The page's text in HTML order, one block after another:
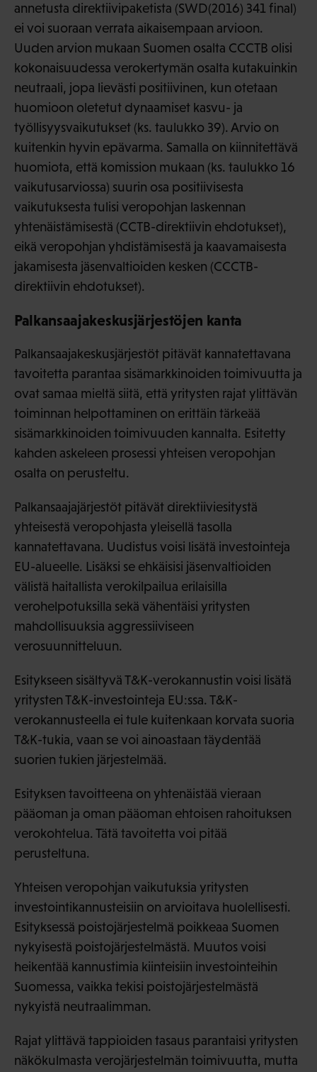
annetusta direktiivipaketista (SWD(2016) 341 final)
ei voi suoraan verrata aikaisempaan arvioon.
Uuden arvion mukaan Suomen osalta CCCTB olisi
kokonaisuudessa verokertymän osalta kutakuinkin
neutraali, jopa lievästi positiivinen, kun otetaan
huomioon oletetut dynaamiset kasvu- ja
työllisyysvaikutukset (ks. taulukko 39). Arvio on
kuitenkin hyvin epävarma. Samalla on kiinnitettävä
huomiota, että komission mukaan (ks. taulukko 16
vaikutusarviossa) suurin osa positiivisesta
vaikutuksesta tulisi veropohjan laskennan
yhtenäistämisestä (CCTB-direktiivin ehdotukset),
eikä veropohjan yhdistämisestä ja kaavamaisesta
jakamisesta jäsenvaltioiden kesken (CCCTB-
direktiivin ehdotukset).
Palkansaajakeskusjärjestöjen kanta
Palkansaajakeskusjärjestöt pitävät kannatettavana
tavoitetta parantaa sisämarkkinoiden toimivuutta ja
ovat samaa mieltä siitä, että yritysten rajat ylittävän
toiminnan helpottaminen on erittäin tärkeää
sisämarkkinoiden toimivuuden kannalta. Esitetty
kahden askeleen prosessi yhteisen veropohjan
osalta on perusteltu.
Palkansaajajärjestöt pitävät direktiiviesitystä
yhteisestä veropohjasta yleisellä tasolla
kannatettavana. Uudistus voisi lisätä investointeja
EU-alueelle. Lisäksi se ehkäisisi jäsenvaltioiden
välistä haitallista verokilpailua erilaisilla
verohelpotuksilla sekä vähentäisi yritysten
mahdollisuuksia aggressiiviseen
verosuunnitteluun.
Esitykseen sisältyvä T&K-verokannustin voisi lisätä
yritysten T&K-investointeja EU:ssa. T&K-
verokannusteella ei tule kuitenkaan korvata suoria
T&K-tukia, vaan se voi ainoastaan täydentää
suorien tukien järjestelmää.
Esityksen tavoitteena on yhtenäistää vieraan
pääoman ja oman pääoman ehtoisen rahoituksen
verokohtelua. Tätä tavoitetta voi pitää
perusteltuna.
Yhteisen veropohjan vaikutuksia yritysten
investointikannusteisiin on arvioitava huolellisesti.
Esityksessä poistojärjestelmä poikkeaa Suomen
nykyisestä poistojärjestelmästä. Muutos voisi
heikentää kannustimia kiinteisiin investointeihin
Suomessa, vaikka tekisi poistojärjestelmästä
nykyistä neutraalimman.
Rajat ylittävä tappioiden tasaus parantaisi yritysten
näkökulmasta verojärjestelmän toimivuutta, mutta